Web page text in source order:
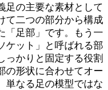
足の主要な素材として
て二つの部分から構成
「足部」です。もう一
ケット」と呼ばれる部
っかりと固定する役割
の形状に合わせてオー
単なる足の模型ではな